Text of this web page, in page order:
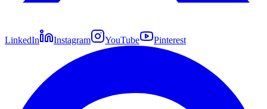
LinkedIn Instagram YouTube Pinterest